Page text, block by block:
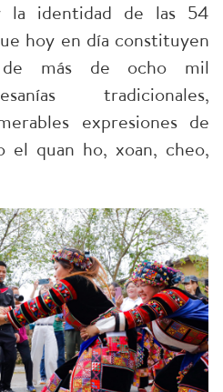
la identidad de las 54
hoy en día constituyen
más de ocho mil
tradicionales,
expresiones de
el quan ho, xoan, cheo,